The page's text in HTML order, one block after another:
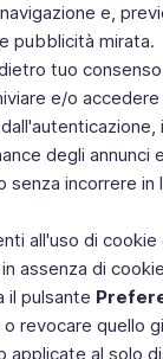
e,
pubblicità mirata.
tuo
e/o
degli
incorrere
all'uso di
assenza di
il pulsante
revocare quello
al solo